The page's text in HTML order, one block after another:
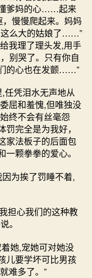
爹妈的心……起来
慢慢爬起来。妈妈
这么大的姑娘了……”
我理了理头发,用手
别哭了。只有你自
的心也在发颤……”
任凭泪水无声地从
屈和羞愧,但唯独没
终不会有丝毫怨
完全是为我好，
家法板子的后面包
颗拳拳的爱心。
为挨了罚睡不着,
担心我们的这种教
。
她,宠她可对她没
儿要学坏可比男孩
难多了。”